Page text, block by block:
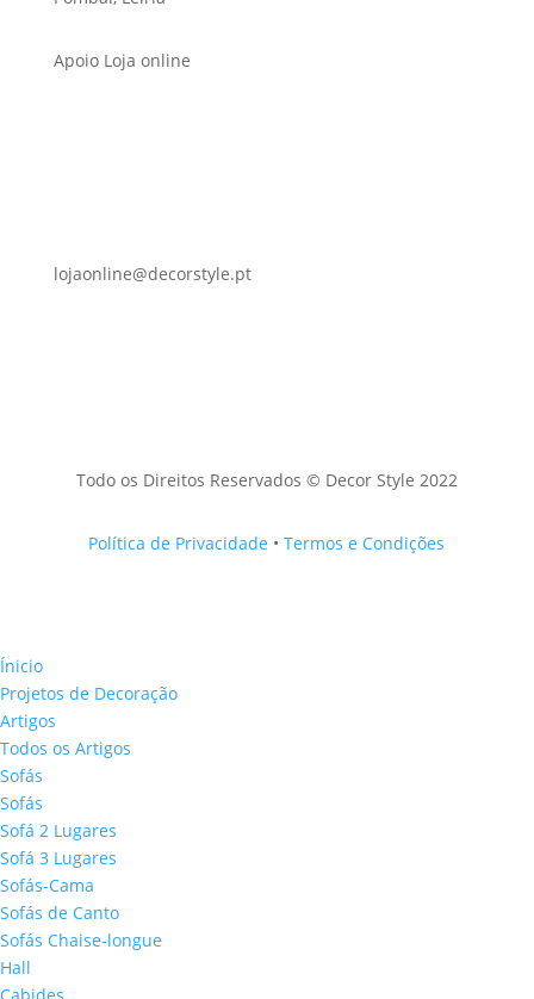
Apoio Loja online
lojaonline@decorstyle.pt
Todo os Direitos Reservados © Decor Style 2022
Política de Privacidade •Termos e Condições
Ínicio
Projetos de Decoração
Artigos
Todos os Artigos
Sofás
Sofás
Sofá 2 Lugares
Sofá 3 Lugares
Sofás-Cama
Sofás de Canto
Sofás Chaise-longue
Hall